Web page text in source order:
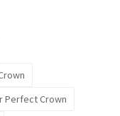
Perfect Crown